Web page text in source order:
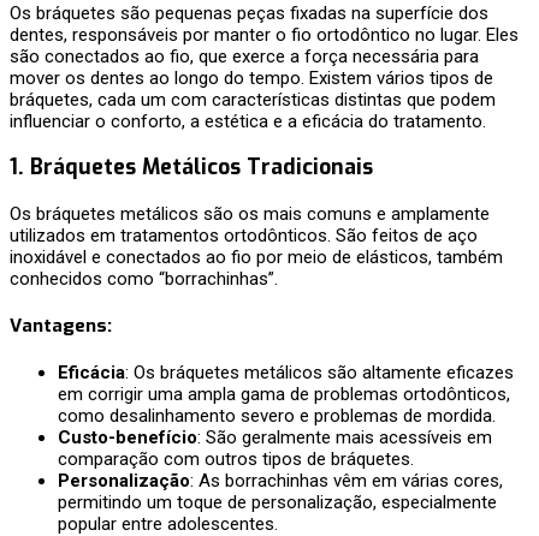
Os bráquetes são pequenas peças fixadas na superfície dos
dentes, responsáveis por manter o fio ortodôntico no lugar. Eles
são conectados ao fio, que exerce a força necessária para
mover os dentes ao longo do tempo. Existem vários tipos de
bráquetes, cada um com características distintas que podem
influenciar o conforto, a estética e a eficácia do tratamento.
1. Bráquetes Metálicos Tradicionais
Os bráquetes metálicos são os mais comuns e amplamente
utilizados em tratamentos ortodônticos. São feitos de aço
inoxidável e conectados ao fio por meio de elásticos, também
conhecidos como “borrachinhas”.
Vantagens:
Eficácia: Os bráquetes metálicos são altamente eficazes
em corrigir uma ampla gama de problemas ortodônticos,
como desalinhamento severo e problemas de mordida.
Custo-benefício: São geralmente mais acessíveis em
comparação com outros tipos de bráquetes.
Personalização: As borrachinhas vêm em várias cores,
permitindo um toque de personalização, especialmente
popular entre adolescentes.